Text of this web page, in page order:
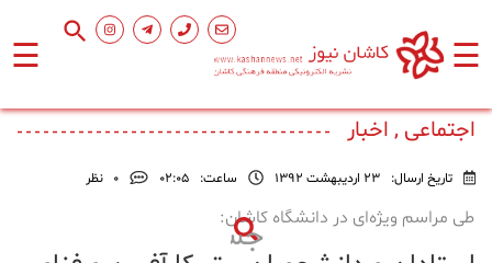
☰ ☰
اصلی
اجتماعی , اخبار
تاریخ ارسال: 23 اردیبهشت 1392 ساعت: ۰۲:۰۵ 0 نظر
طی مراسم ویژه‌ای در دانشگاه کاشان: